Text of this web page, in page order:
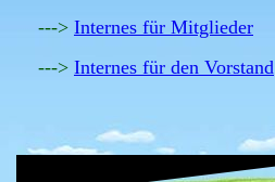
---> Internes für Mitglieder
---> Internes für den Vorstand